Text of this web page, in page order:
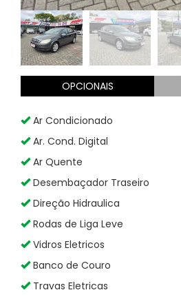
OPCIONAIS
Ar Condicionado
Ar. Cond. Digital
Ar Quente
Desembaçador Traseiro
Direção Hidraulica
Rodas de Liga Leve
Vidros Eletricos
Banco de Couro
Travas Eletricas